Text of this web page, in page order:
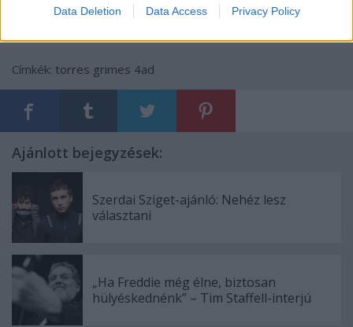
Data Deletion Data Access Privacy Policy
Címkék: torres grimes 4ad
Ajánlott bejegyzések:
Szerdai Sziget-ajánló: Nehéz lesz
választani
„Ha Freddie még élne, biztosan
hülyéskednénk” – Tim Staffell-interjú